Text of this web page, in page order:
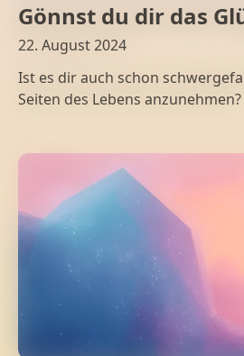
Gönnst du dir das
22. August 2024
Ist es dir auch schon
Seiten des Lebens anzunehmen?